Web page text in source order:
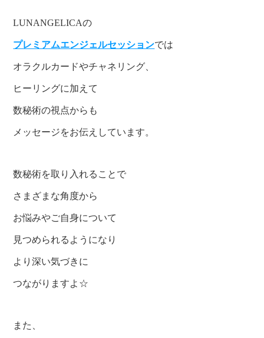
LUNANGELICAの
プレミアムエンジェルセッションでは
オラクルカードやチャネリング、
ヒーリングに加えて
数秘術の視点からも
メッセージをお伝えしています。
数秘術を取り入れることで
さまざまな角度から
お悩みやご自身について
見つめられるようになり
より深い気づきに
つながりますよ☆
また、